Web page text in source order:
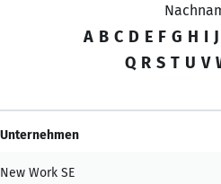
A B C D E F G H I J
Q R S T U V
Unternehmen
New Work SE